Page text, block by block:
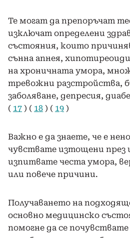
Те могат да препоръчат
изключат определени
състояния, които
сънна апнея,
на хроничната умора,
тревожни разстройства,
заболяване, депресия,
( 17 ) ( 18 ) ( 19 )
Важно е да знаете, че е
чувствате изтощени през
изпитвате честа умора,
или повече причини.
Получаването на
основно медицинско
помогне да се